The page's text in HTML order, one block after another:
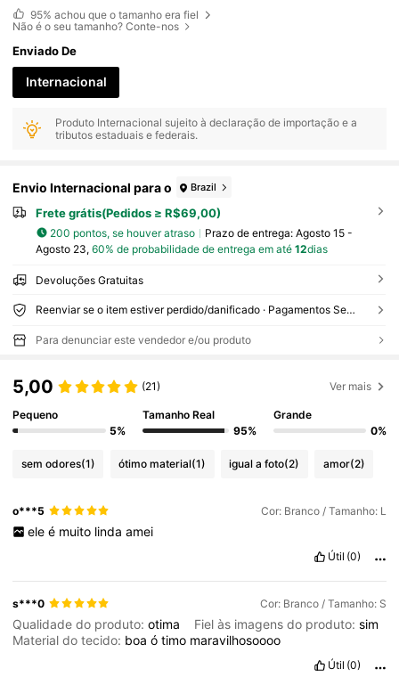
95% achou que o tamanho era fiel
Não é o seu tamanho? Conte-nos
Enviado De
Internacional
Produto Internacional sujeito à declaração de importação e a
tributos estaduais e federais.
Envio Internacional para o Brazil
Frete grátis(Pedidos ≥ R$69,00)
200 pontos, se houver atraso Prazo de entrega: Agosto 15 -
Agosto 23, 60% de probabilidade de entrega em até 12dias
Devoluções Gratuitas
Reenviar se o item estiver perdido/danificado · Pagamentos Seguros · Proteção de privacidade
Para denunciar este vendedor e/ou produto
5,00 (21) Ver mais
Pequeno
5%
Tamanho Real
95%
Grande
0%
sem odores(1) ótimo material(1) igual a foto(2) amor(2)
o***5 Cor: Branco / Tamanho: L
ele é muito linda amei
Útil (0)
s***0 Cor: Branco / Tamanho: S
Qualidade do produto:otima Fiel às imagens do produto:sim
Material do tecido: boaótimo maravilhosoooo
Útil (0)